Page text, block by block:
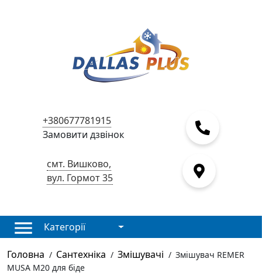
+380677781915
Замовити дзвінок
смт. Вишково,
вул. Гормот 35
Категорії
Головна / Сантехніка / Змішувачі / Змішувач REMER
MUSA M20 для біде